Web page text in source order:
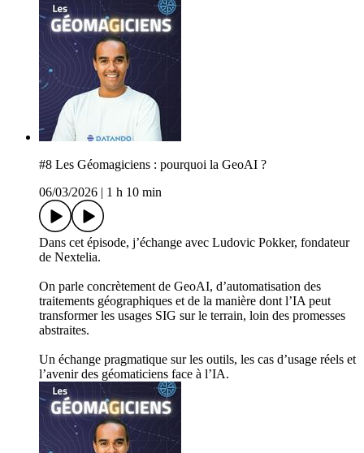
#8 Les Géomagiciens : pourquoi la GeoAI ?
06/03/2026
1 h 10 min
Dans cet épisode, j’échange avec Ludovic Pokker, fondateur
de Nextelia.
On parle concrètement de GeoAI, d’automatisation des
traitements géographiques et de la manière dont l’IA peut
transformer les usages SIG sur le terrain, loin des promesses
abstraites.
Un échange pragmatique sur les outils, les cas d’usage réels et
l’avenir des géomaticiens face à l’IA.